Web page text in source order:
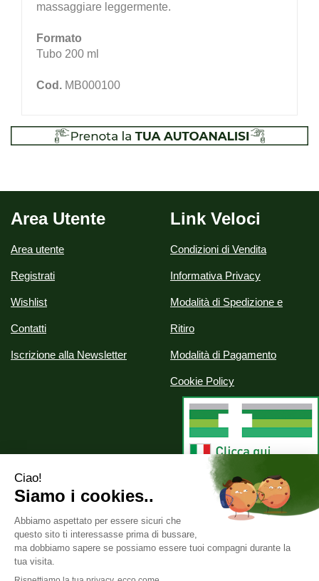
massaggiare leggermente.
Formato
Tubo 200 ml
Cod. MB000100
Area Utente
Area utente
Registrati
Wishlist
Contatti
Iscrizione alla Newsletter
Link Veloci
Condizioni di Vendita
Informativa Privacy
Modalità di Spedizione e
Ritiro
Modalità di Pagamento
Cookie Policy
Alchimia srl - Via Nazionale, 29 07020 Palau (SS)
info@parafarmaciealchimia.it
02286420902 | Numero R.E.A.: SS-163134